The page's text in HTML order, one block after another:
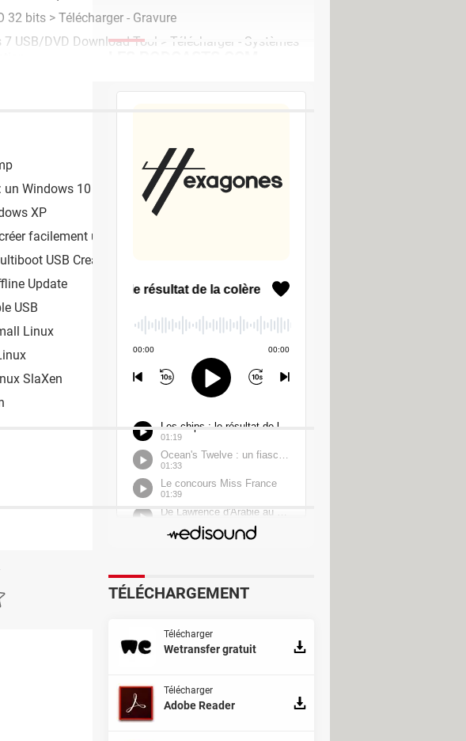
32 bits > Télécharger - Gravure
7 USB/DVD Download Tool > Télécharger - Systèmes
un Windows 10 allégé et optimisé pour les vieux PC
XP
facilement une clé USB bootable
USB Creator
Update
USB
Linux
SlaXen
TÉLÉCHARGEMENT
Télécharger
Wetransfer gratuit
Télécharger
Adobe Reader